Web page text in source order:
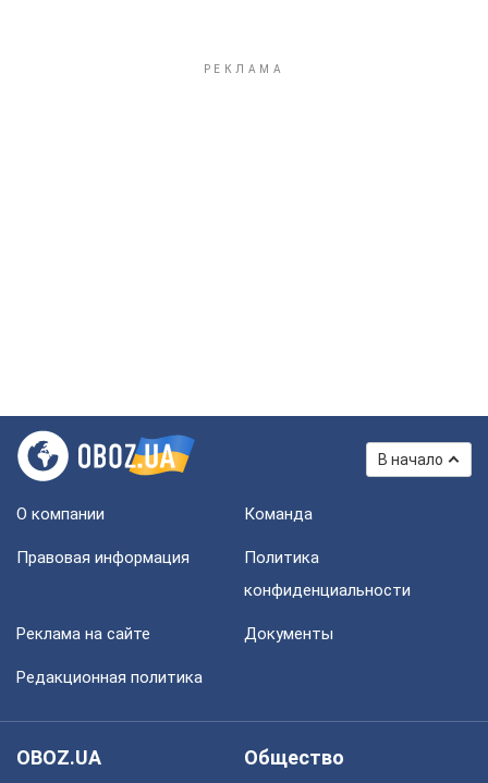
В начало
О компании Команда
Правовая информация
Политика
конфиденциальности
Реклама на сайте Документы
Редакционная политика
OBOZ.UA
Общество